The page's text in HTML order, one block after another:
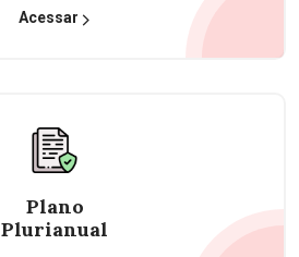
Acessar
Plano
Plurianual